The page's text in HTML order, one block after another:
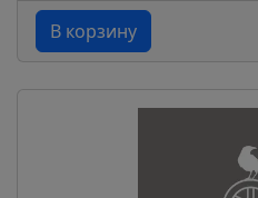
В корзину